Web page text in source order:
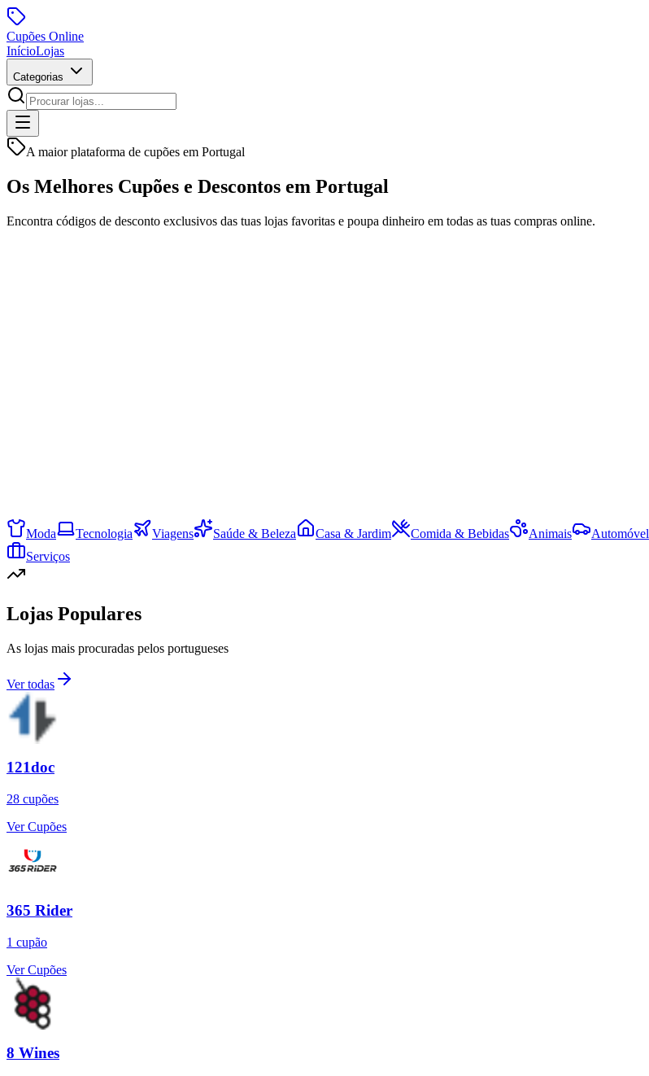
Cupões Online
InícioLojas
Categorias
A maior plataforma de cupões em Portugal
Os Melhores Cupões e Descontos em Portugal
Encontra códigos de desconto exclusivos das tuas lojas favoritas e poupa dinheiro em todas as tuas compras online.
Moda Tecnologia Viagens Saúde & Beleza Casa & Jardim Comida & Bebidas Animais Automóvel
Serviços
Lojas Populares
As lojas mais procuradas pelos portugueses
Ver todas
121doc
28 cupões
Ver Cupões
365 Rider
1 cupão
Ver Cupões
8 Wines